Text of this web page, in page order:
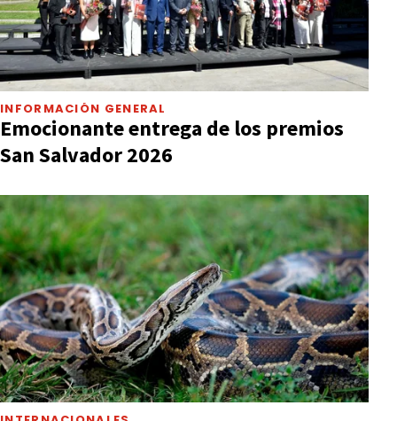
INFORMACIÓN GENERAL
Emocionante entrega de los premios
San Salvador 2026